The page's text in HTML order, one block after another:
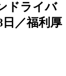
ドライバ
日／福利厚